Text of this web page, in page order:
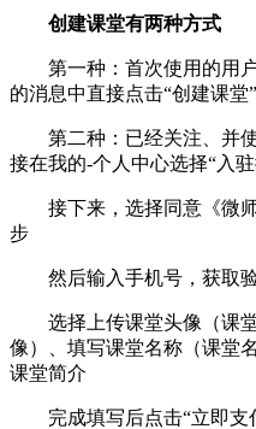
创建课堂有两种方式
第一种：首次使用的用
的消息中直接点击“创建课堂”
第二种：已经关注、并
接在我的-个人中心选择“入
接下来，选择同意《微
步
然后输入手机号，获取
选择上传课堂头像（课
像）、填写课堂名称（课堂
课堂简介
完成填写后点击“立即支